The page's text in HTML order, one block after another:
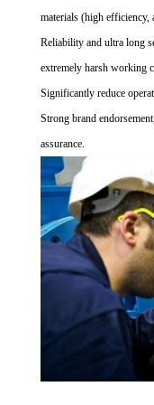
materials (high efficiency,
Reliability and ultra long
extremely harsh working
Significantly reduce
Strong brand
assurance.